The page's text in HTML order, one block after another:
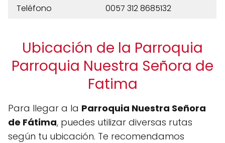
Teléfono
0057 312 8685132
Ubicación de la Parroquia
Parroquia Nuestra Señora de
Fatima
Para llegar a la Parroquia Nuestra Señora
de Fátima, puedes utilizar diversas rutas
según tu ubicación. Te recomendamos